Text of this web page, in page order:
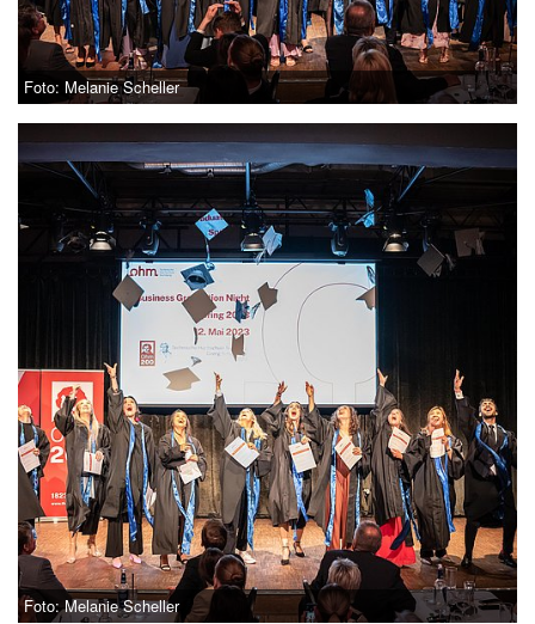
Foto: Melanie Scheller
Foto: Melanie Scheller